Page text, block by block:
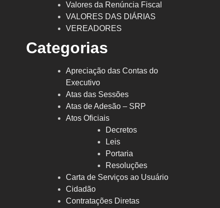
Valores da Renúncia Fiscal
VALORES DAS DIÁRIAS
VEREADORES
Categorias
Apreciação das Contas do
Executivo
Atas das Sessões
Atas de Adesão – SRP
Atos Oficiais
Decretos
Leis
Portaria
Resoluções
Carta de Serviços ao Usuário
Cidadão
Contratações Diretas